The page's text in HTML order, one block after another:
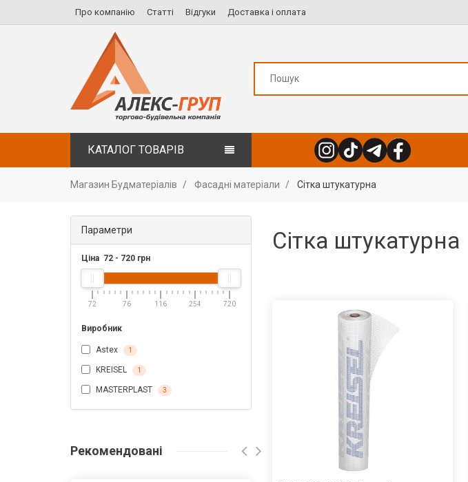
Про компанію Статті Відгуки Доставка і оплата
КАТАЛОГ ТОВАРІВ
Магазин Будматеріалів Фасадні матеріали Сітка штукатурна
Параметри
Ціна 72 - 720 грн
72 76 116 254 720
Виробник
Astex 1
KREISEL 1
MASTERPLAST 3
Рекомендовані
Сітка штукатурна